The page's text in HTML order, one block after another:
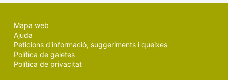
Mapa web
Ajuda
Peticions d'informació, suggeriments i queixes
Política de galetes
Política de privacitat